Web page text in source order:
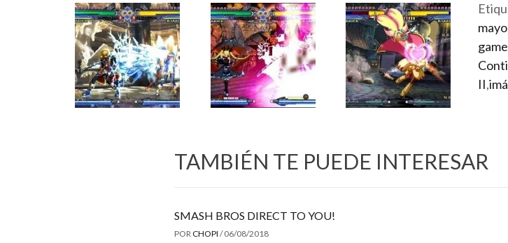
mayo
II,
TAMBIÉN TE PUEDE INTERESAR
SMASH BROS DIRECT TO YOU!
POR CHOPI / 06/08/2018